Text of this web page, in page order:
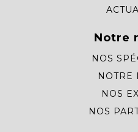
Notre
NOS
NOTRE
NOS
NOS